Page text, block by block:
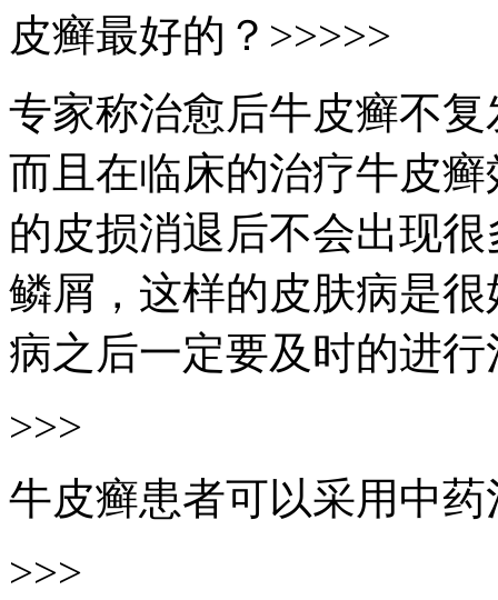
皮癣最好的？>>>>>
专家称治愈后牛皮癣不
而且在临床的治疗牛皮
的皮损消退后不会出现
鳞屑，这样的皮肤病是
病之后一定要及时的进行
>>>
牛皮癣患者可以采用中药
>>>